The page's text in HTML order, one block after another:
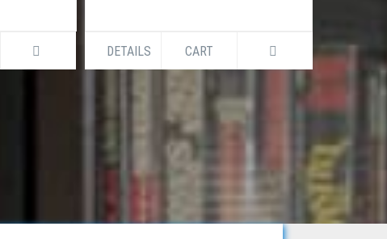
DETAILS CART